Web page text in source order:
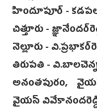
హిందూపూర్ -
చిత్తూరు -
నెల్లూరు -
తిరుపతి -
అనంతపురం‌,
వైయస్